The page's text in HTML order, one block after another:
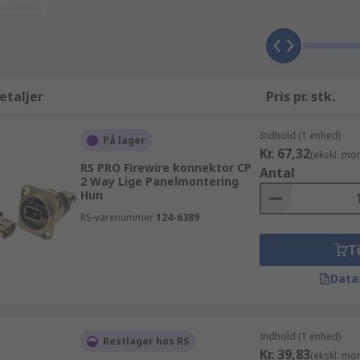
fleksible priser og rabatter. Udover firewire stik, kan
RS udvalg af elektronikkomponenter,
og effektivt. Hvis du har brug for information eller
Amphenol? har du svært ved at finde en leverandør
stik dele, artikler og tilbehør, gør det nemt for dig
adgang til et udvidet sortiment på yderligere 100.000
til at hjælpe og guide dig igennem hvert trin af
Pris pr. stk.
På lager
RS PRO Firewire konnektor CP
2 Way Lige Panelmontering
Hun
RS-varenummer 124-6389
Indhold (1 enhed)
Kr. 67,32(ekskl.
Antal
Restlager hos RS Indhold (1 enhed)
Kr. 39,83(ekskl.